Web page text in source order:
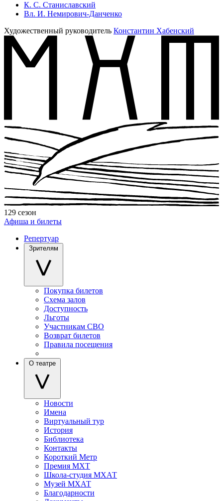
К. С. Станиславский
Вл. И. Немирович-Данченко
Художественный руководитель Константин Хабенский
129 сезон
Афиша и билеты
Репертуар
Зрителям
Покупка билетов
Схема залов
Доступность
Льготы
Участникам СВО
Возврат билетов
Правила посещения
О театре
Новости
Имена
Виртуальный тур
История
Библиотека
Контакты
Короткий Метр
Премия МХТ
Школа-студия МХАТ
Музей МХАТ
Благодарности